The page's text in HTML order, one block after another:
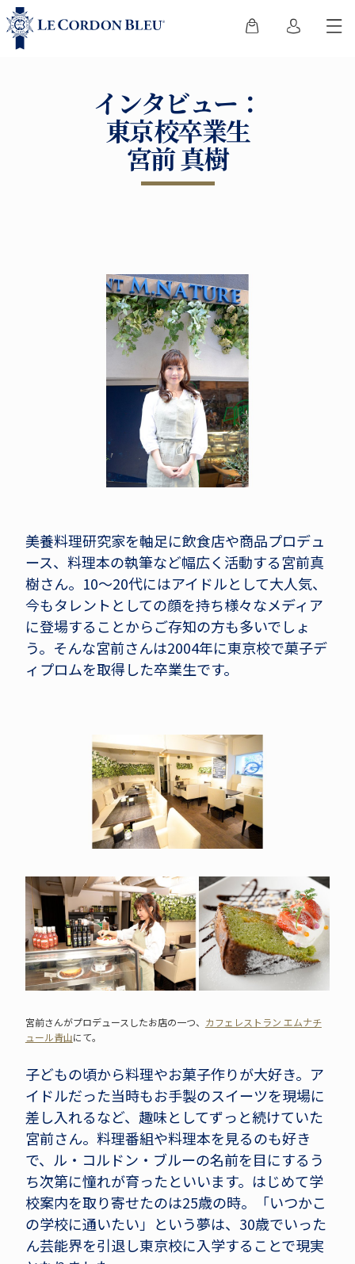
インタビュー：
東京校卒業生
宮前 真樹
美養料理研究家を軸足に飲食店や商品プロデュ
ース、料理本の執筆など幅広く活動する宮前真
樹さん。10～20代にはアイドルとして大人気、
今もタレントとしての顔を持ち様々なメディア
に登場することからご存知の方も多いでしょ
う。そんな宮前さんは2004年に東京校で菓子デ
ィプロムを取得した卒業生です。
宮前さんがプロデュースしたお店の一つ、 カフェレストラン エムナチ
ュール青山にて。
子どもの頃から料理やお菓子作りが大好き。ア
イドルだった当時もお手製のスイーツを現場に
差し入れるなど、趣味としてずっと続けていた
宮前さん。料理番組や料理本を見るのも好き
で、ル・コルドン・ブルーの名前を目にするう
ち次第に憧れが育ったといいます。はじめて学
校案内を取り寄せたのは25歳の時。「いつかこ
の学校に通いたい」という夢は、30歳でいった
ん芸能界を引退し東京校に入学することで現実